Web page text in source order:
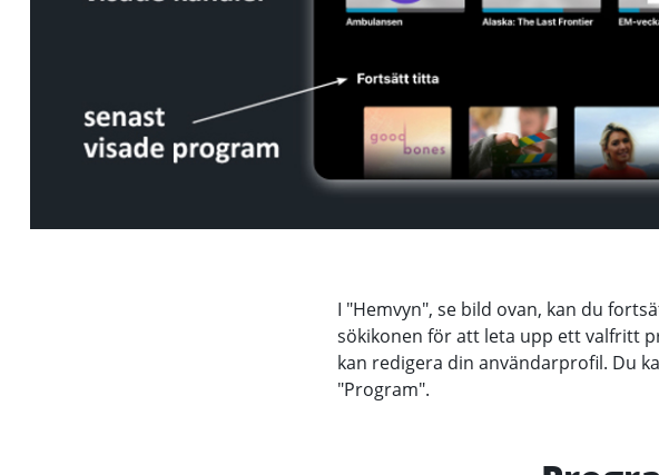
I "Hemvyn", se bild ovan, kan du
sökikonen för att leta upp ett valfritt
kan redigera din användarprofil. Du
"Program".